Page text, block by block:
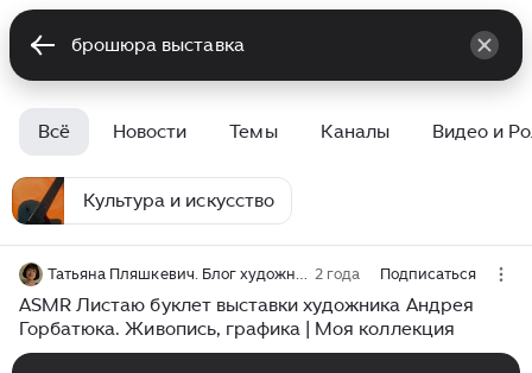
Всё Новости Темы Каналы Видео и
Культура и искусство
Татьяна Пляшкевич. Блог художника 2 года Подписаться
ASMR Листаю буклет выставки художника Андрея
Горбатюка. Живопись, графика | Моя коллекция